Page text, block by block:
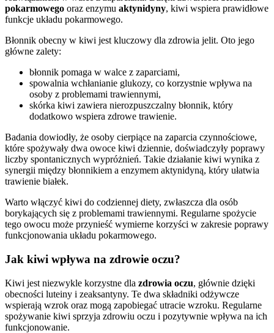
pokarmowego oraz enzymu aktynidyny, kiwi wspiera prawidłowe
funkcje układu pokarmowego.
Błonnik obecny w kiwi jest kluczowy dla zdrowia jelit. Oto jego
główne zalety:
błonnik pomaga w walce z zaparciami,
spowalnia wchłanianie glukozy, co korzystnie wpływa na
osoby z problemami trawiennymi,
skórka kiwi zawiera nierozpuszczalny błonnik, który
dodatkowo wspiera zdrowe trawienie.
Badania dowiodły, że osoby cierpiące na zaparcia czynnościowe,
które spożywały dwa owoce kiwi dziennie, doświadczyły poprawy
liczby spontanicznych wypróżnień. Takie działanie kiwi wynika z
synergii między błonnikiem a enzymem aktynidyną, który ułatwia
trawienie białek.
Warto włączyć kiwi do codziennej diety, zwłaszcza dla osób
borykających się z problemami trawiennymi. Regularne spożycie
tego owocu może przynieść wymierne korzyści w zakresie poprawy
funkcjonowania układu pokarmowego.
Jak kiwi wpływa na zdrowie oczu?
Kiwi jest niezwykle korzystne dla zdrowia oczu, głównie dzięki
obecności luteiny i zeaksantyny. Te dwa składniki odżywcze
wspierają wzrok oraz mogą zapobiegać utracie wzroku. Regularne
spożywanie kiwi sprzyja zdrowiu oczu i pozytywnie wpływa na ich
funkcjonowanie.